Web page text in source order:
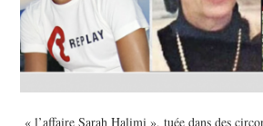
« l’affaire Sarah Halimi », tuée dans des